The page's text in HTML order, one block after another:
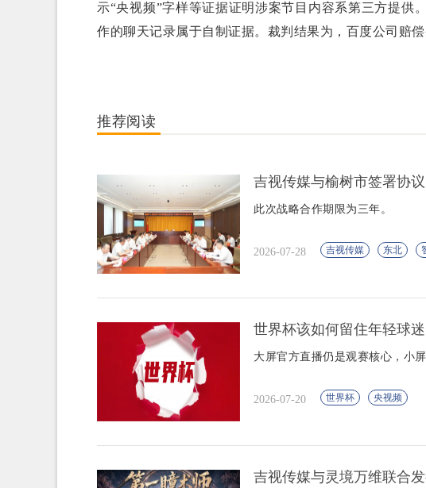
示“央视频”字样等证据证明涉案节目内容系第三方提供
作的聊天记录属于自制证据。裁判结果为，百度公司赔偿
推荐阅读
吉视传媒与榆树市签署协
此次战略合作期限为三年。
2026-07-28 吉视传媒 东北
世界杯该如何留住年轻球迷
大屏官方直播仍是观赛核心，小
2026-07-20 世界杯 央视频
吉视传媒与灵境万维联合